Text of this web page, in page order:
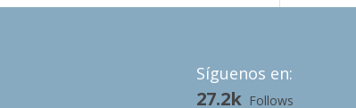
Síguenos en:
27.2k Follows